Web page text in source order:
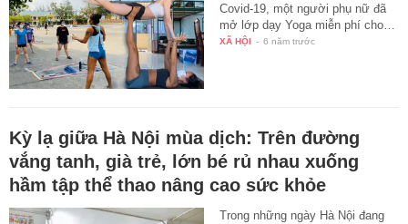
Covid-19, một người phụ nữ đã
mở lớp dạy Yoga miễn phí cho…
XÃ HỘI - 6 năm trước
Kỳ lạ giữa Hà Nội mùa dịch: Trên đường
vắng tanh, già trẻ, lớn bé rủ nhau xuống
hầm tập thể thao nâng cao sức khỏe
Trong những ngày Hà Nội đang